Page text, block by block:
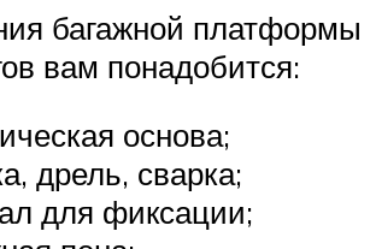
багажной платформы
вам понадобится:
основа;
дрель, сварка;
для фиксации;